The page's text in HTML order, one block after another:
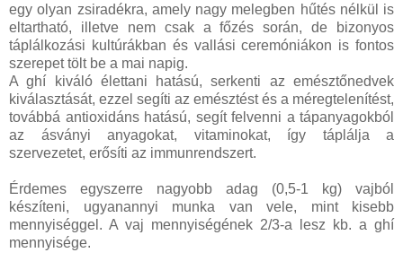
egy olyan zsiradékra, amely nagy melegben hűtés nélkül is
eltartható, illetve nem csak a főzés során, de bizonyos
táplálkozási kultúrákban és vallási ceremóniákon is fontos
szerepet tölt be a mai napig.
A ghí kiváló élettani hatású, serkenti az emésztőnedvek
kiválasztását, ezzel segíti az emésztést és a méregtelenítést,
továbbá antioxidáns hatású, segít felvenni a tápanyagokból
az ásványi anyagokat, vitaminokat, így táplálja a
szervezetet, erősíti az immunrendszert.
Érdemes egyszerre nagyobb adag (0,5-1 kg) vajból
készíteni, ugyanannyi munka van vele, mint kisebb
mennyiséggel. A vaj mennyiségének 2/3-a lesz kb. a ghí
mennyisége.